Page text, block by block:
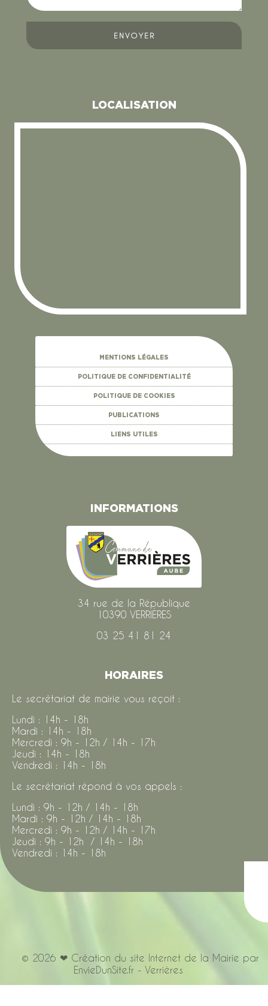
ENVOYER
LOCALISATION
MENTIONS LÉGALES
POLITIQUE DE CONFIDENTIALITÉ
POLITIQUE DE COOKIES
PUBLICATIONS
LIENS UTILES
INFORMATIONS
34 rue de la République
10390 VERRIÈRES
03 25 41 81 24
HORAIRES
Le secrétariat de mairie vous reçoit :
Lundi : 14h - 18h
Mardi : 14h - 18h
Mercredi : 9h - 12h / 14h - 17h
Jeudi : 14h - 18h
Vendredi : 14h - 18h
Le secrétariat répond à vos appels :
Lundi : 9h - 12h / 14h - 18h
Mardi : 9h - 12h / 14h - 18h
Mercredi : 9h - 12h / 14h - 17h
Jeudi : 9h - 12h / 14h - 18h
Vendredi : 14h - 18h
© 2026 ❤ Création du site Internet de la Mairie par
EnvieDunSite.fr - Verrières